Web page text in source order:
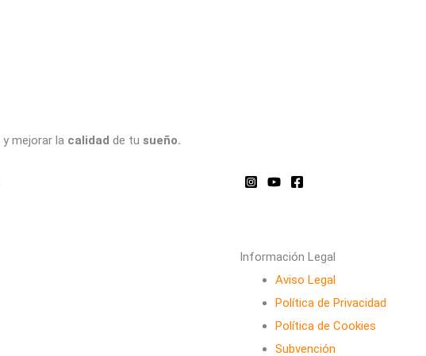
y mejorar la calidad de tu sueño.
Información Legal
Aviso Legal
Política de Privacidad
Política de Cookies
Subvención